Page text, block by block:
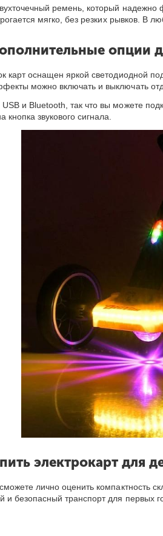
ремень, который
мягко, без резких рывков. В
опции
карт оснащен яркой светодиодной
можно включать и выключать
и Bluetooth, так что вы можете
звукового сигнала.
электрокарт для
лично оценить компактность
безопасный транспорт для первых